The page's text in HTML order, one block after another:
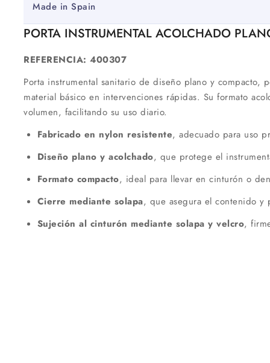
Made in Spain
PORTA INSTRUMENTAL ACOLCHADO
REFERENCIA: 400307
Porta instrumental sanitario de diseño plano y compacto,
material básico en intervenciones rápidas. Su formato
volumen, facilitando su uso diario.
Fabricado en nylon resistente, adecuado para uso
Diseño plano y acolchado, que protege el
Formato compacto, ideal para llevar en cinturón o
Cierre mediante solapa, que asegura el contenido y
Sujeción al cinturón mediante solapa y velcro,